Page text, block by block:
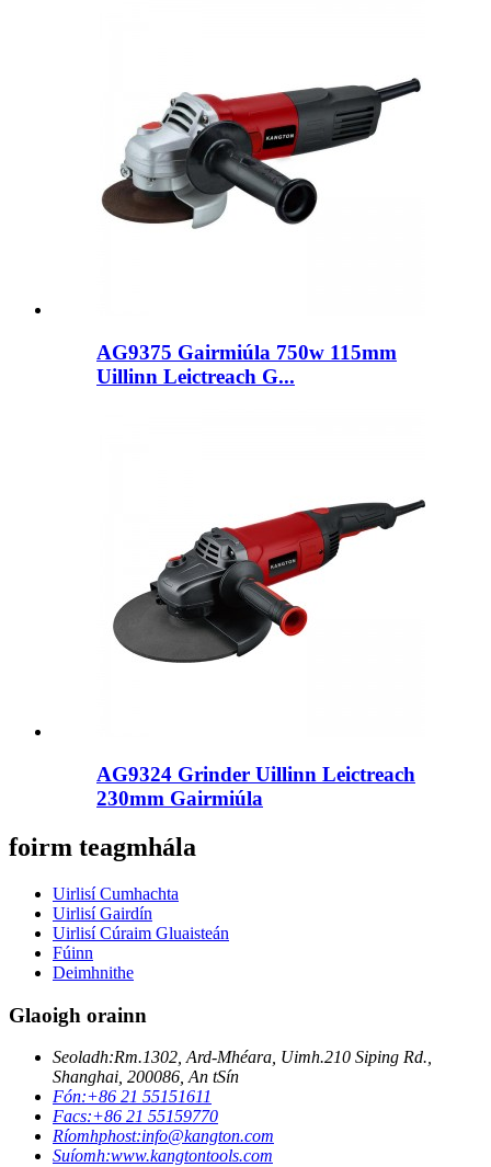
AG9375 Gairmiúla 750w 115mm
Uillinn Leictreach G...
AG9324 Grinder Uillinn Leictreach
230mm Gairmiúla
foirm teagmhála
Uirlisí Cumhachta
Uirlisí Gairdín
Uirlisí Cúraim Gluaisteán
Fúinn
Deimhnithe
Glaoigh orainn
Seoladh:Rm.1302, Ard-Mhéara, Uimh.210 Siping Rd.,
Shanghai, 200086, An tSín
Fón:+86 21 55151611
Facs:+86 21 55159770
Ríomhphost:info@kangton.com
Suíomh:www.kangtontools.com